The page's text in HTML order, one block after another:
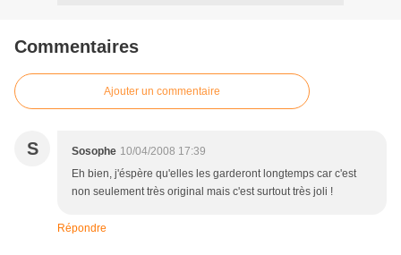
Commentaires
Ajouter un commentaire
S Sosophe 10/04/2008 17:39
Eh bien, j'éspère qu'elles les garderont longtemps car c'est
non seulement très original mais c'est surtout très joli !
Répondre